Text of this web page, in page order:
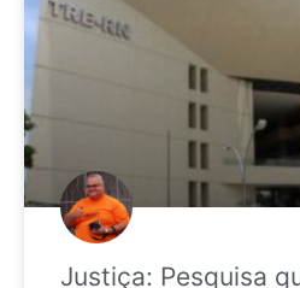
Justiça: Pesquisa